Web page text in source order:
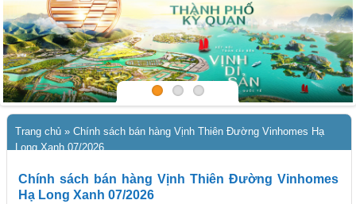
Trang chủ » Chính sách bán hàng Vịnh Thiên Đường Vinhomes Hạ
Long Xanh 07/2026
Chính sách bán hàng Vịnh Thiên Đường Vinhomes
Hạ Long Xanh 07/2026